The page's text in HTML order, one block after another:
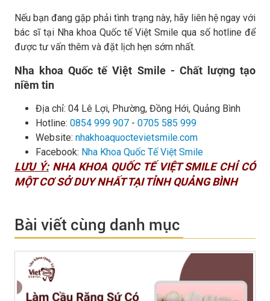
Nếu bạn đang gặp phải tình trạng này, hãy liên hệ ngay với
bác sĩ tại Nha khoa Quốc tế Việt Smile qua số hotline để
được tư vấn thêm và đặt lịch hẹn sớm nhất.
Nha khoa Quốc tế Việt Smile - Chất lượng tạo
niềm tin
Địa chỉ: 04 Lê Lợi, Phường, Đồng Hới, Quảng Bình
Hotline: 0854 999 907 - 0705 585 999
Website: nhakhoaquoctevietsmile.com
Facebook: Nha Khoa Quốc Tế Việt Smile
LƯU Ý:NHA KHOA QUỐC TẾ VIỆT SMILE CHỈ CÓ
MỘT CƠ SỞ DUY NHẤT TẠI TỈNH QUẢNG BÌNH
Bài viết cùng danh mục